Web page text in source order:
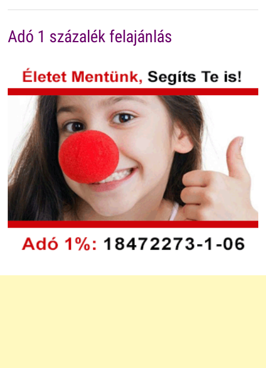
Adó 1 százalék felajánlás